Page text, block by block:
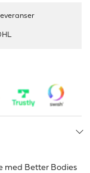
med Better Bodies